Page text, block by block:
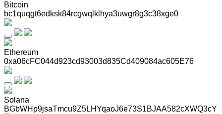
Bitcoin
bc1quqgt6edksk84rcgwqlklhya3uwgr8g3c38xge0
Ethereum
0xa06cFC044d923cd93003d835Cd409084ac605E76
Solana
BGbWHp9jsaTmcu9Z5LHYqaoJ6e73S1BJAA582cXWQ3cY